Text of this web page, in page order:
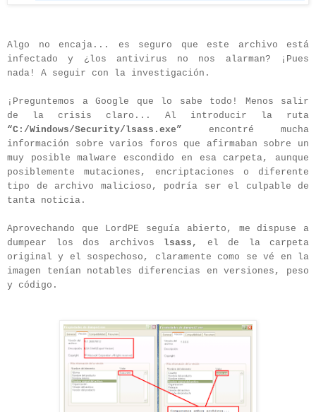
Algo no encaja... es seguro que este archivo está
infectado y ¿los antivirus no nos alarman? ¡Pues
nada! A seguir con la investigación.
¡Preguntemos a Google que lo sabe todo! Menos salir
de la crisis claro... Al introducir la ruta
“C:/Windows/Security/lsass.exe” encontré mucha
información sobre varios foros que afirmaban sobre un
muy posible malware escondido en esa carpeta, aunque
posiblemente mutaciones, encriptaciones o diferente
tipo de archivo malicioso, podría ser el culpable de
tanta noticia.
Aprovechando que LordPE seguía abierto, me dispuse a
dumpear los dos archivos lsass, el
de la carpeta
original y el sospechoso, claramente como se vé en la
imagen tenían notables diferencias en versiones, peso
y código.